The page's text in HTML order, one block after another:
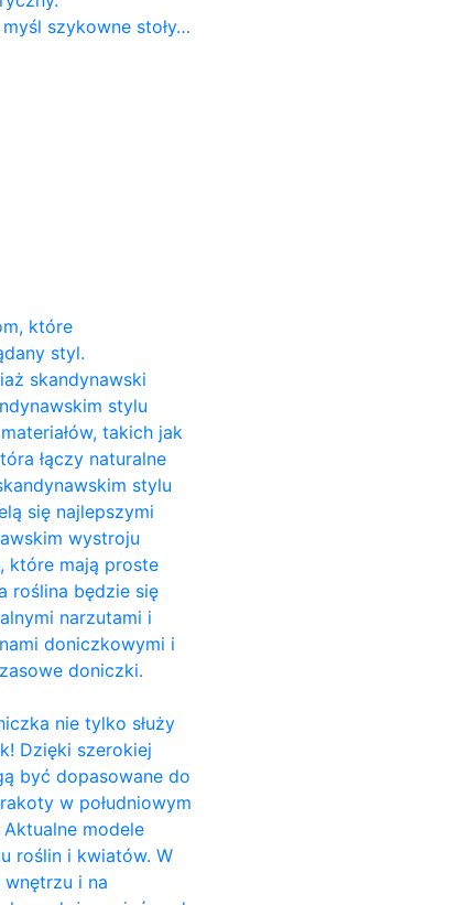
szykowne stoły…
które
styl.
skandynawski
stylu
takich jak
łączy naturalne
stylu
się najlepszymi
wystroju
które mają proste
roślina będzie się
narzutami i
doniczkowymi i
doniczki.
nie tylko służy
Dzięki szerokiej
być dopasowane do
w południowym
modele
roślin i kwiatów. W
i na